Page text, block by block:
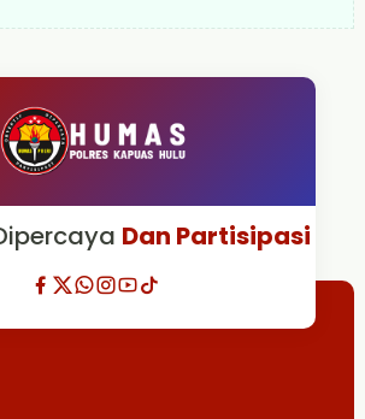
Dan Partisipasi